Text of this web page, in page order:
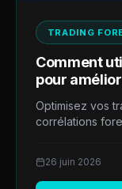
TRADING
Comment
pour
Optimisez vos
corrélations
26 juin 2026